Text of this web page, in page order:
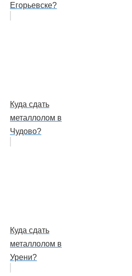
Егорьевске?
Куда сдать
металлолом в
Чудово?
Куда сдать
металлолом в
Урени?